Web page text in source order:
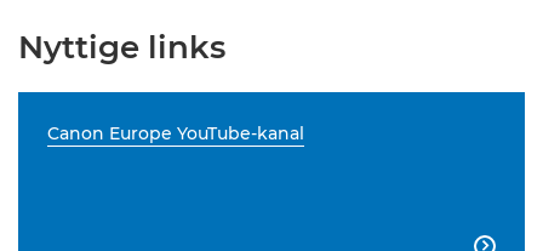
Nyttige links
Canon Europe YouTube-kanal
